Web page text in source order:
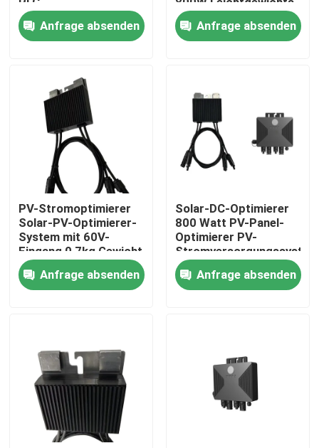
Zu Hause
Produkte
Videos
Über uns
Werksbesichtigung
Qualitätskontrolle
Neuigkeiten
Bitte um ein Angebot
vfd variabler Frequenz-Antrieb
Verbindungsgateway
0,7kg Steuermodul
CE-zertifiziert
Anfrage absenden
Solaroptimierer
Anfrage absenden
PV-Stromoptimierer
Solar-PV-Optimierer-
System mit 60V-
Eingang 0,7kg Gewicht
Anfrage absenden
Solar-DC-Optimierer
800 Watt PV-Panel-
Optimierer PV-
Stromversorgungssystem
schnelles
Herunterfahren WiFi-
Überwachung
Anfrage absenden